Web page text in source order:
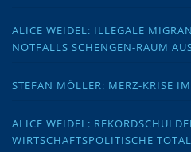
ALICE WEIDEL: ILLEGALE
NOTFALLS SCHENGEN-RAUM
STEFAN MÖLLER: MERZ-KRISE
ALICE WEIDEL:
WIRTSCHAFTSPOLITISCHE